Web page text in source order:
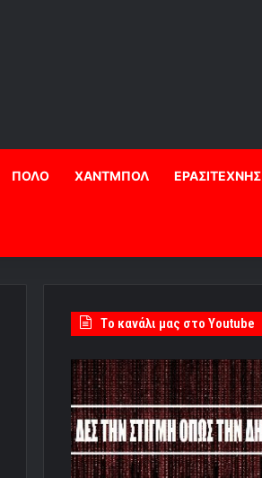
ΠΟΛΟ ΧΑΝΤΜΠΟΛ ΕΡΑΣΙΤΕΧΝΗΣ
Tο κανάλι μας στο Youtube